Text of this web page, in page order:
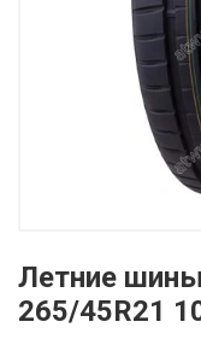
Летние шины
265/45R21